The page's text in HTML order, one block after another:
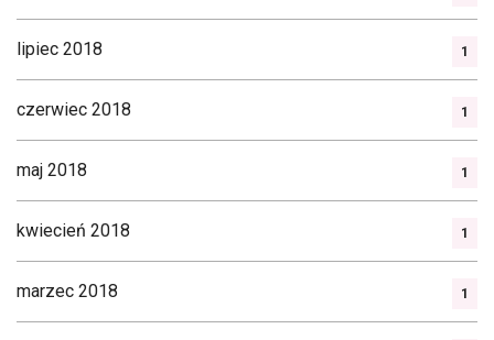
lipiec 2018 1
czerwiec 2018 1
maj 2018 1
kwiecień 2018 1
marzec 2018 1